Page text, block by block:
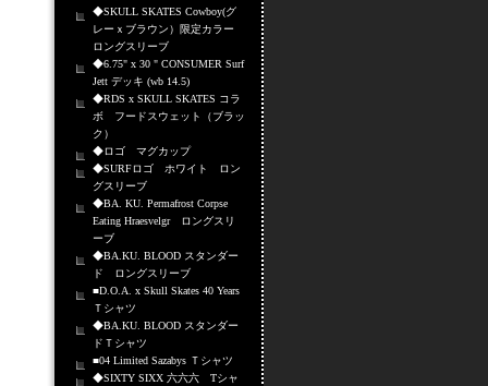
◆SKULL SKATES Cowboy(グ
レーｘブラウン）限定カラー
ロングスリーブ
◆6.75" x 30 " CONSUMER Surf
Jett デッキ (wb 14.5)
◆RDS x SKULL SKATES コラ
ボ フードスウェット（ブラッ
ク）
◆ロゴ マグカップ
◆SURFロゴ ホワイト ロン
グスリーブ
◆BA. KU. Permafrost Corpse
Eating Hraesvelgr ロングスリ
ーブ
◆BA.KU. BLOOD スタンダー
ド ロングスリーブ
■D.O.A. x Skull Skates 40 Years
Ｔシャツ
◆BA.KU. BLOOD スタンダー
ドＴシャツ
■04 Limited Sazabys Ｔシャツ
◆SIXTY SIXX 六六六 Tシャ